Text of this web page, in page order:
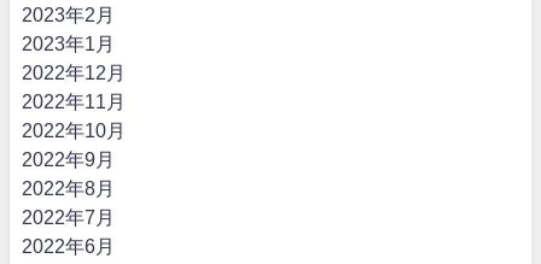
2023年2月
2023年1月
2022年12月
2022年11月
2022年10月
2022年9月
2022年8月
2022年7月
2022年6月